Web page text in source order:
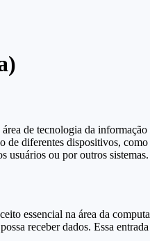
de tecnologia da
de diferentes dispositivos,
usuários ou por outros sistemas.
essencial na área da
receber dados. Essa